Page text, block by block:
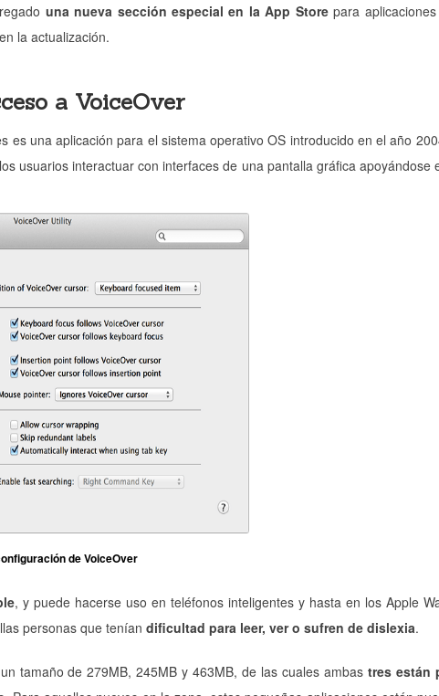
una nueva sección especial en la App Storepara
la actualización.
a VoiceOver
es una aplicación para el sistema operativo OS introducido en el año
usuarios interactuar con interfaces de una pantalla gráfica apoyándose
de VoiceOver
, y puede hacerse uso en teléfonos inteligentes y hasta en los Apple
personas que tenían dificultad para leer, ver o sufren de dislexia.
tamaño de 279MB, 245MB y 463MB, de las cuales ambastres están